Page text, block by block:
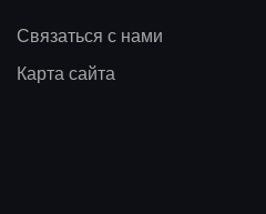
Связаться с нами
Карта сайта